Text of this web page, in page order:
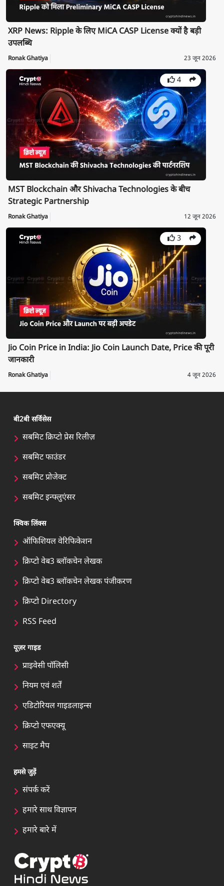
XRP News: Ripple के लिए MiCA CASP License क्यों है बड़ी
उपलब्धि
Ronak Ghatiya 23 जून 2026
4
MST Blockchain और Shivacha Technologies के बीच
Strategic Partnership
Ronak Ghatiya 12 जून 2026
3
Jio Coin Price in India: Jio Coin Launch Date, Price की पूरी
जानकारी
Ronak Ghatiya 4 जून 2026
बी2बी सर्विसेस
सबमिट क्रिप्टो प्रेस रिलीज़
सबमिट फाउंडर
सबमिट प्रोजेक्ट
सबमिट इन्फ्लुएंसर
क्विक लिंक्स
ऑफिशियल वेरिफिकेशन
क्रिप्टो वेब3 ब्लॉकचेन लेखक
क्रिप्टो वेब3 ब्लॉकचेन लेखक पंजीकरण
क्रिप्टो Directory
RSS Feed
यूज़र गाइड
प्राइवेसी पॉलिसी
नियम एवं शर्तें
एडिटोरियल गाइडलाइन्स
क्रिप्टो एफएक्यू
साइट मैप
हमसे जुड़ें
संपर्क करें
हमारे साथ विज्ञापन
हमारे बारे में